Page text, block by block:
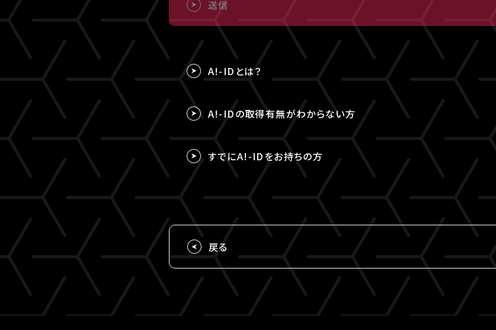
送信
A!-IDとは？
A!-IDの取得有無がわからない方
すでにA!-IDをお持ちの方
戻る